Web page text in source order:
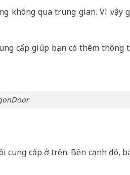
không qua trung gian. Vì vậy
cấp giúp bạn có thêm thông
cung cấp ở trên. Bên cạnh đó,